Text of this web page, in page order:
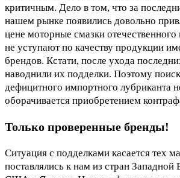
критичным. Дело в том, что за
нашем рынке появились довольно
цене моторные смазки
не уступают по качеству продукции
брендов. Кстати, после ухода
наводнили их подделки. Поэтому
дефицитного импортного лубриканта
оборачивается приобретением
Только проверенные бренды!
Ситуация с подделками касается тех
поставлялись к нам из стран Западной